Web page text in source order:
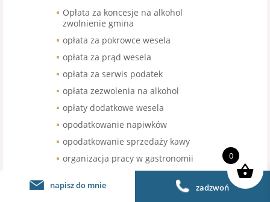
Opłata za koncesje na alkohol
zwolnienie gmina
opłata za pokrowce wesela
opłata za prąd wesela
opłata za serwis podatek
opłata zezwolenia na alkohol
opłaty dodatkowe wesela
opodatkowanie napiwków
opodatkowanie sprzedaży kawy
organizacja pracy w gastronomii
organizacja urodzin stawka VAT
napisz do mnie zadzwoń
0